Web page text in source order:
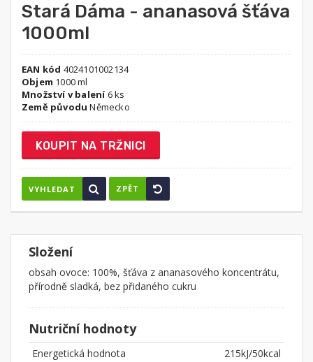
Stará Dáma - ananasová šťáva
1000ml
EAN kód 4024101002134
Objem 1000 ml
Množství v balení6 ks
Země původu Německo
KOUPIT NA TRŽNICI
VYHLEDAT ZPĚT
Složení
obsah ovoce: 100%, šťáva z ananasového koncentrátu,
přírodně sladká, bez přidaného cukru
Nutriční hodnoty
Energetická hodnota
215kJ/50kcal